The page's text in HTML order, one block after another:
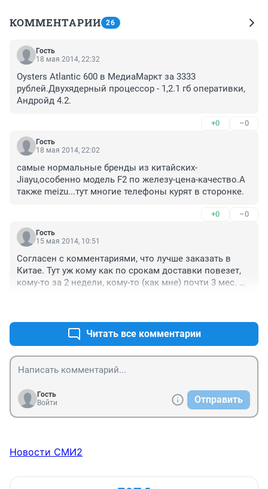
КОММЕНТАРИИ 26
Гость
18 мая 2014, 22:32
Oysters Atlantic 600 в МедиаМаркт за 3333
рублей.Двухядерный процессор - 1,2.1 гб оперативки,
Андройд 4.2.
+0 –0
Гость
18 мая 2014, 22:02
самые нормальные бренды из китайских-
Jiayu,особенно модель F2 по железу-цена-качество.А
также meizu...тут многие телефоны курят в сторонке.
+0 –0
Гость
15 мая 2014, 10:51
Согласен с комментариями, что лучше заказать в
Китае. Тут уж кому как по срокам доставки повезет,
кому-то за 2 недели, кому-то (как мне) почти 3 мес.
Мп, дисплей 5", батарея 2600 Мач, память 4 Гб,
единственный минус - через 2 недели охрип динамик,
хотя музыку я не слушал. Говорят возможно контакт
просто отошёл, руки всё посмотреть не доходят) Тут
уж кому как по финансам, срокам и везению)
Читать все комментарии
Гость
Войти
Отправить
Новости СМИ2